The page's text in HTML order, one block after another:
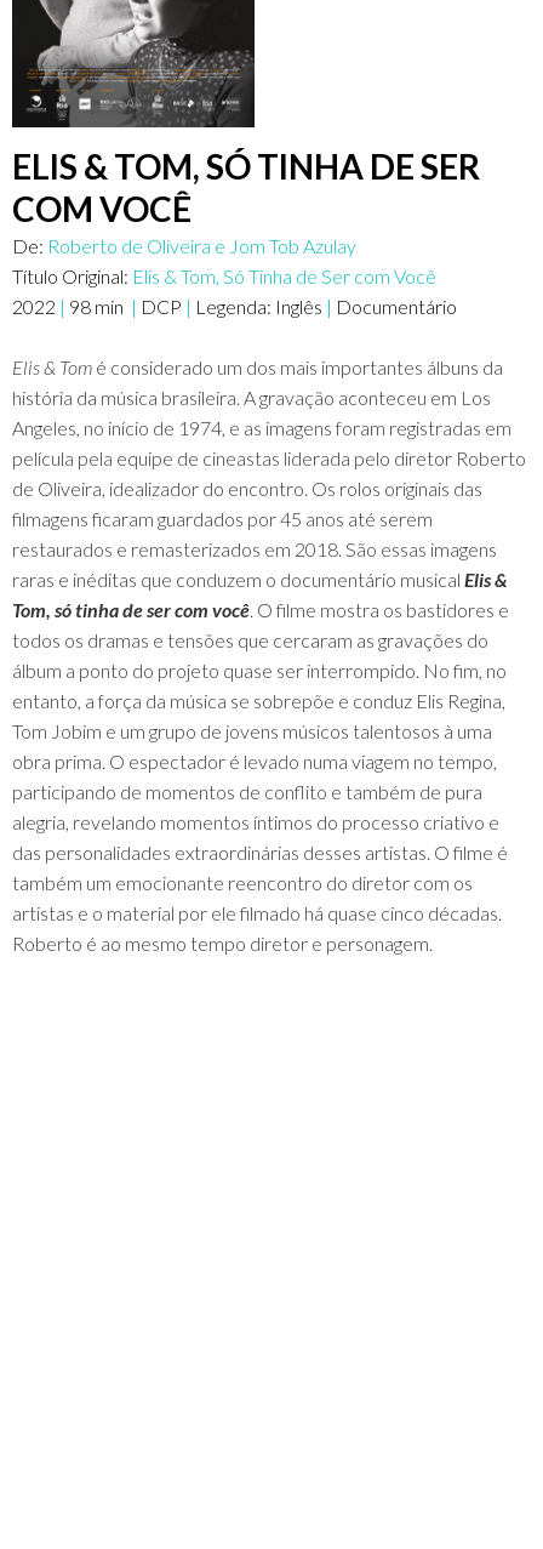
ELIS & TOM, SÓ TINHA DE SER
COM VOCÊ
De: Roberto de Oliveira e Jom Tob Azulay
Título Original: Elis & Tom, Só Tinha de Ser com Você
2022 | 98 min | DCP | Legenda: Inglês | Documentário
Elis & Tom é considerado um dos mais importantes álbuns da
história da música brasileira. A gravação aconteceu em Los
Angeles, no início de 1974, e as imagens foram registradas em
película pela equipe de cineastas liderada pelo diretor Roberto
de Oliveira, idealizador do encontro. Os rolos originais das
filmagens ficaram guardados por 45 anos até serem
restaurados e remasterizados em 2018. São essas imagens
raras e inéditas que conduzem o documentário musical Elis &
Tom, só tinha de ser com você . O filme mostra os bastidores e
todos os dramas e tensões que cercaram as gravações do
álbum a ponto do projeto quase ser interrompido. No fim, no
entanto, a força da música se sobrepõe e conduz Elis Regina,
Tom Jobim e um grupo de jovens músicos talentosos à uma
obra prima. O espectador é levado numa viagem no tempo,
participando de momentos de conflito e também de pura
alegria, revelando momentos íntimos do processo criativo e
das personalidades extraordinárias desses artistas. O filme é
também um emocionante reencontro do diretor com os
artistas e o material por ele filmado há quase cinco décadas.
Roberto é ao mesmo tempo diretor e personagem.